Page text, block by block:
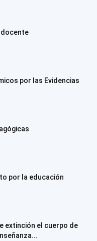
por las Evidencias
por la educación
extinción el cuerpo de